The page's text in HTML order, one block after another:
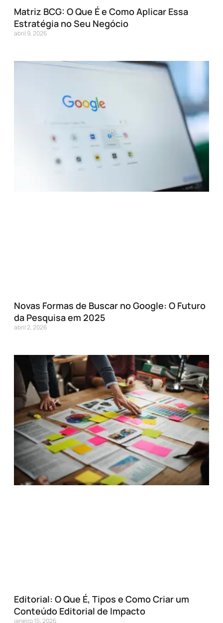
Matriz BCG: O Que É e Como Aplicar Essa
Estratégia no Seu Negócio
abril 9, 2026
Novas Formas de Buscar no Google: O Futuro
da Pesquisa em 2025
abril 2, 2026
Editorial: O Que É, Tipos e Como Criar um
Conteúdo Editorial de Impacto
janeiro 15, 2026